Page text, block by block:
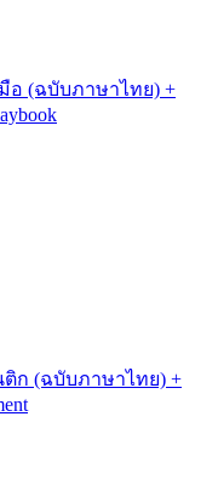
มือ (ฉบับภาษาไทย) +
ติก (ฉบับภาษาไทย) +